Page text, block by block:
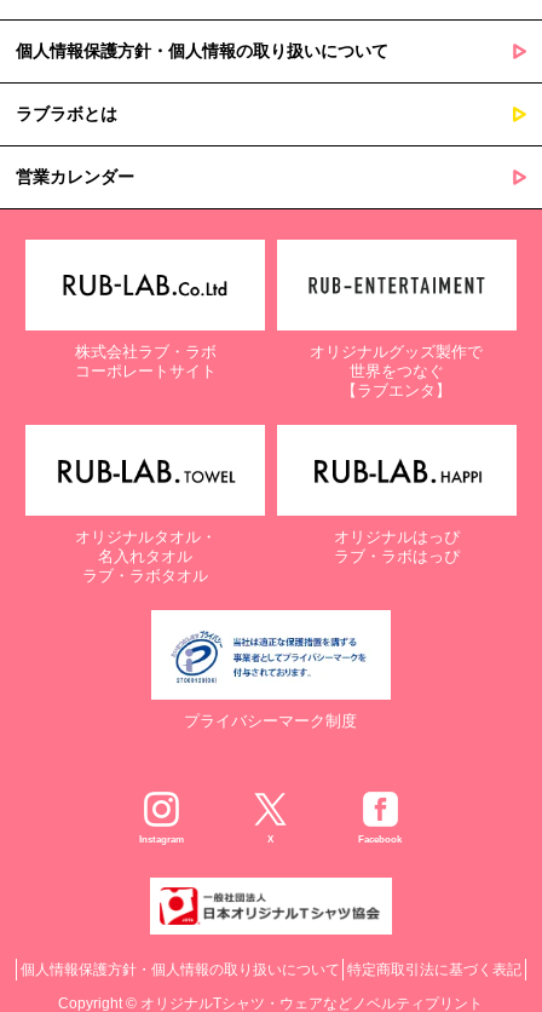
個人情報保護方針・個人情報の取り扱いについて
ラブラボとは
営業カレンダー
株式会社ラブ・ラボ
コーポレートサイト
オリジナルグッズ製作で
世界をつなぐ
【ラブエンタ】
オリジナルタオル・
名入れタオル
ラブ・ラボタオル
オリジナルはっぴ
ラブ・ラボはっぴ
プライバシーマーク制度
Instagram X Facebook
個人情報保護方針・個人情報の取り扱いについて 特定商取引法に基づく表記
Copyright © オリジナルTシャツ・ウェアなどノベルティプリント